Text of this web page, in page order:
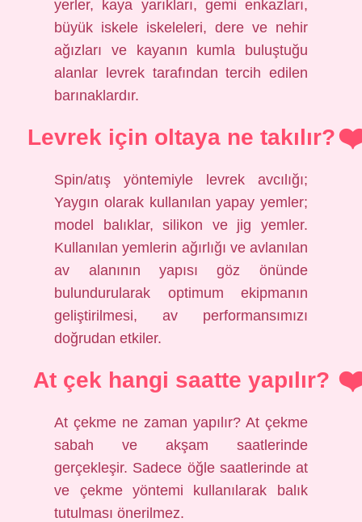
yerler, kaya yarıkları, gemi enkazları,
büyük iskele iskeleleri, dere ve nehir
ağızları ve kayanın kumla buluştuğu
alanlar levrek tarafından tercih edilen
barınaklardır.
Levrek için oltaya ne takılır?
Spin/atış yöntemiyle levrek avcılığı;
Yaygın olarak kullanılan yapay yemler;
model balıklar, silikon ve jig yemler.
Kullanılan yemlerin ağırlığı ve avlanılan
av alanının yapısı göz önünde
bulundurularak optimum ekipmanın
geliştirilmesi, av performansımızı
doğrudan etkiler.
At çek hangi saatte yapılır?
At çekme ne zaman yapılır? At çekme
sabah ve akşam saatlerinde
gerçekleşir. Sadece öğle saatlerinde at
ve çekme yöntemi kullanılarak balık
tutulması önerilmez.